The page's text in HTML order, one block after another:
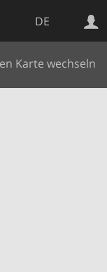
DE
Karte wechseln